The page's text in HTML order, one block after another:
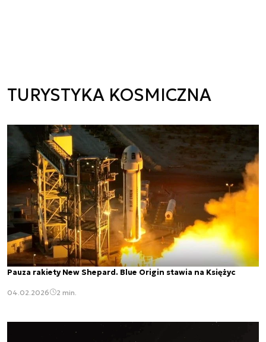
TURYSTYKA KOSMICZNA
Pauza rakiety New Shepard. Blue Origin stawia na Księżyc
04.02.2026 2 min.